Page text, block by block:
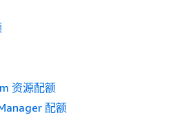
资源配额
配额